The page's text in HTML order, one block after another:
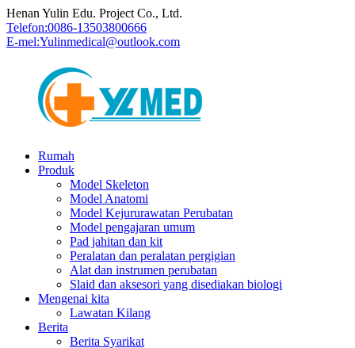
Henan Yulin Edu. Project Co., Ltd.
Telefon:0086-13503800666
E-mel:Yulinmedical@outlook.com
Rumah
Produk
Model Skeleton
Model Anatomi
Model Kejururawatan Perubatan
Model pengajaran umum
Pad jahitan dan kit
Peralatan dan peralatan pergigian
Alat dan instrumen perubatan
Slaid dan aksesori yang disediakan biologi
Mengenai kita
Lawatan Kilang
Berita
Berita Syarikat